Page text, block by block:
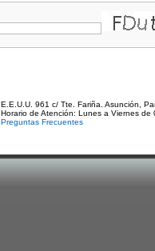
E.E.U.U. 961 c/ Tte. Fariña. Asunción,
Horario de Atención: Lunes a Viernes
Preguntas Frecuentes